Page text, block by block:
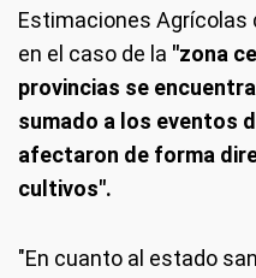
Estimaciones Agrícolas
en el caso de la "zona
provincias se
sumado a los eventos
afectaron de forma
cultivos".
"En cuanto al estado